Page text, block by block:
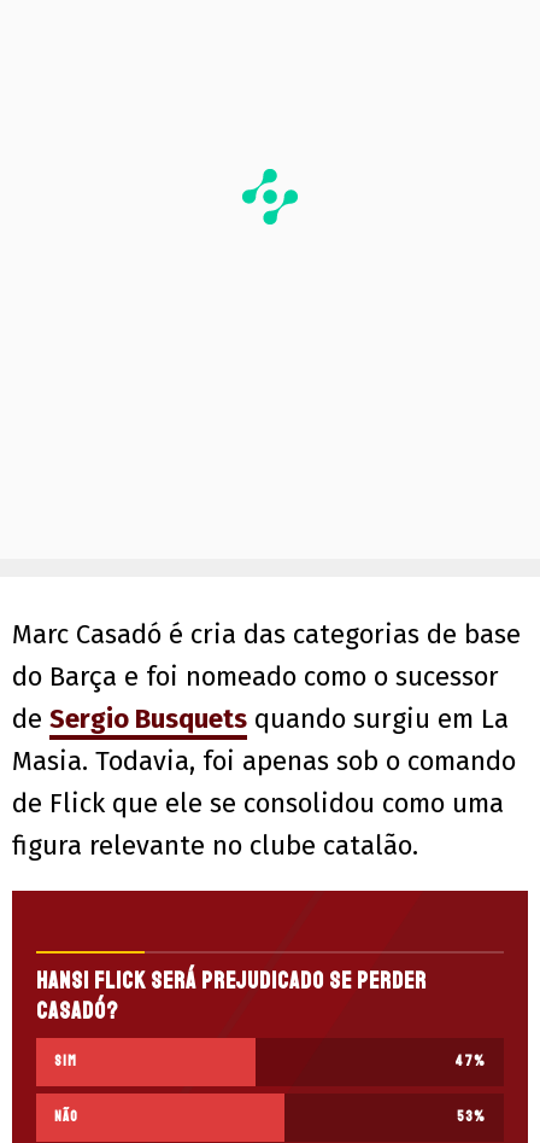
Marc Casadó é cria das categorias de base
do Barça e foi nomeado como o sucessor
de Sergio Busquets quando surgiu em La
Masia. Todavia, foi apenas sob o comando
de Flick que ele se consolidou como uma
figura relevante no clube catalão.
Hansi Flick será prejudicado se perder
Casadó?
Sim 47%
Não 53%